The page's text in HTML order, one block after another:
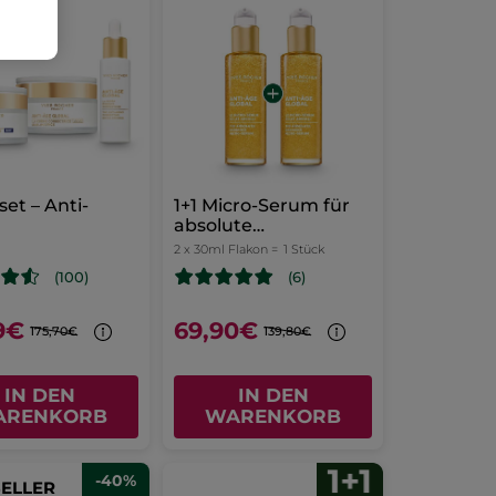
– Anti-
(100)
175,70€
IN DEN
1+1 Micro-Serum für
absolute
Ausstrahlung
2 x 30ml Flakon = 1 Stück
(6)
69,90€ 139,80€
IN DEN
WARENKORB
-40%